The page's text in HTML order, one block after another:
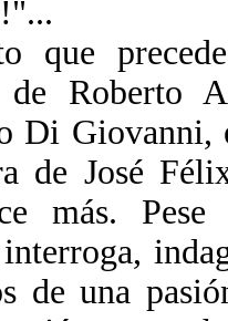
que
de Roberto
Di Giovanni,
de José
más. Pese
de una